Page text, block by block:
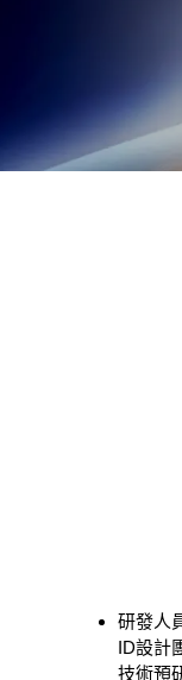
研發人
ID設計
技術預